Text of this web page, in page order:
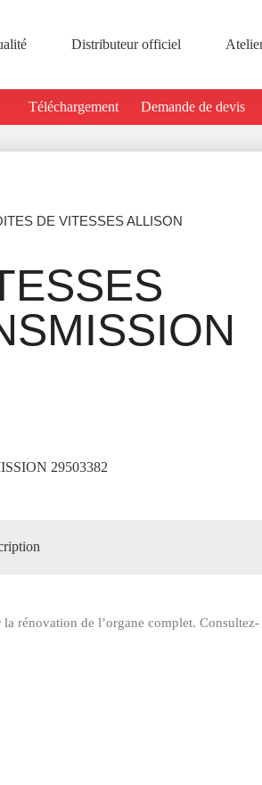
Distributeur officiel
Téléchargement Demande de devis
DE VITESSES ALLISON
29503382
rénovation de l’organe complet. Consultez-